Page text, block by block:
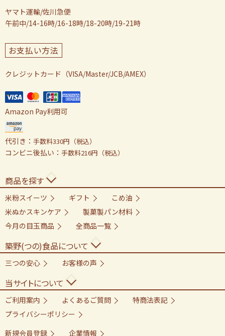
ヤマト運輸/佐川急便
午前中/14-16時/16-18時/18-20時/19-21時
お支払い方法
クレジットカード（VISA/Master/JCB/AMEX）
Amazon Pay利用可
代引き： 手数料330円（税込）
コンビニ後払い： 手数料216円（税込）
商品を探す
米粉スイーツ ギフト
こめ油
米ぬかスキンケア
製菓製パン材料
今月の目玉商品
全商品一覧
築野(つの)食品について
三つの安心 お客様の声
当サイトについて
ご利用案内 よくあるご質問
特商法表記
プライバシーポリシー
新規会員登録
企業情報